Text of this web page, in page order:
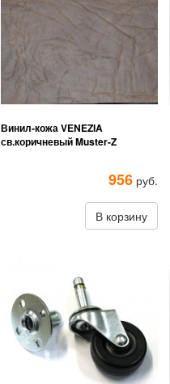
Винил-кожа VENEZIA
св.коричневый Muster-Z
956 руб.
В корзину